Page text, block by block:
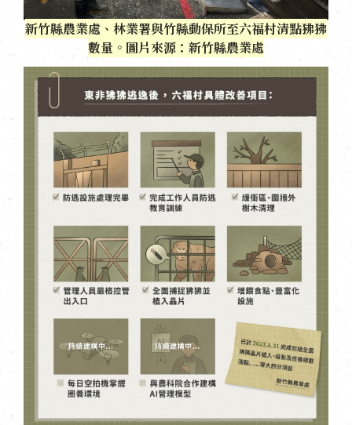
新竹縣農業處、林業署與竹縣動保所至六福村清點狒狒
數量。圖片來源：新竹縣農業處